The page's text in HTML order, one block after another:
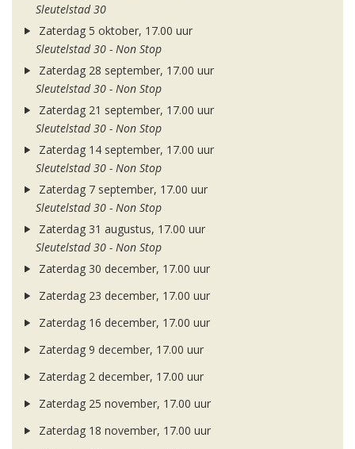
Sleutelstad 30
Zaterdag 5 oktober, 17.00 uur
Sleutelstad 30 - Non Stop
Zaterdag 28 september, 17.00 uur
Sleutelstad 30 - Non Stop
Zaterdag 21 september, 17.00 uur
Sleutelstad 30 - Non Stop
Zaterdag 14 september, 17.00 uur
Sleutelstad 30 - Non Stop
Zaterdag 7 september, 17.00 uur
Sleutelstad 30 - Non Stop
Zaterdag 31 augustus, 17.00 uur
Sleutelstad 30 - Non Stop
Zaterdag 30 december, 17.00 uur
Zaterdag 23 december, 17.00 uur
Zaterdag 16 december, 17.00 uur
Zaterdag 9 december, 17.00 uur
Zaterdag 2 december, 17.00 uur
Zaterdag 25 november, 17.00 uur
Zaterdag 18 november, 17.00 uur